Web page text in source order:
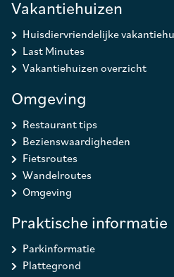
Vakantiehuizen
Huisdiervriendelijke
Last Minutes
Vakantiehuizen overzicht
Omgeving
Restaurant tips
Bezienswaardigheden
Fietsroutes
Wandelroutes
Omgeving
Praktische informatie
Parkinformatie
Plattegrond